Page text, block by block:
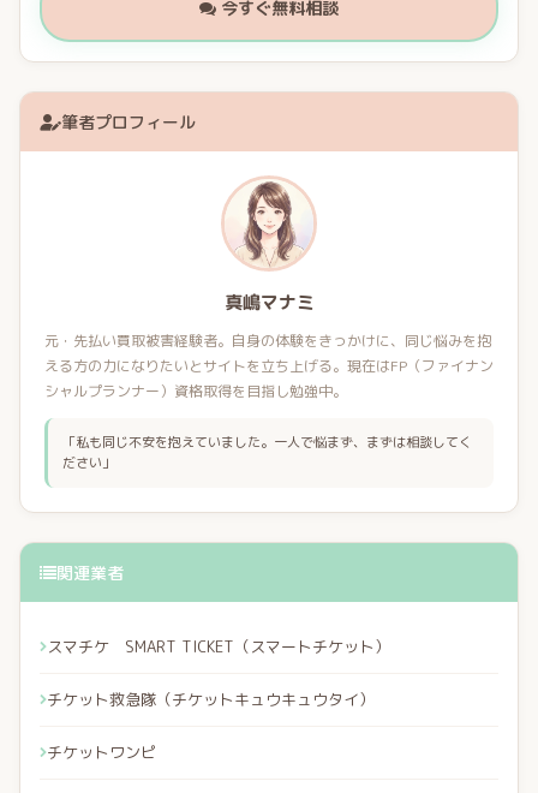
今すぐ無料相談
筆者プロフィール
真嶋マナミ
元・先払い買取被害経験者。自身の体験をきっかけに、同じ悩みを抱
える方の力になりたいとサイトを立ち上げる。現在はFP（ファイナン
シャルプランナー）資格取得を目指し勉強中。
「私も同じ不安を抱えていました。一人で悩まず、まずは相談してく
ださい」
関連業者
スマチケ SMART TICKET（スマートチケット）
チケット救急隊（チケットキュウキュウタイ）
チケットワンピ